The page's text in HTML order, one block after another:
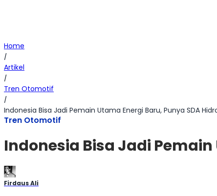
Home
/
Artikel
/
Tren Otomotif
/
Indonesia Bisa Jadi Pemain Utama Energi Baru, Punya SDA
Tren Otomotif
Indonesia Bisa Jadi
Firdaus Ali